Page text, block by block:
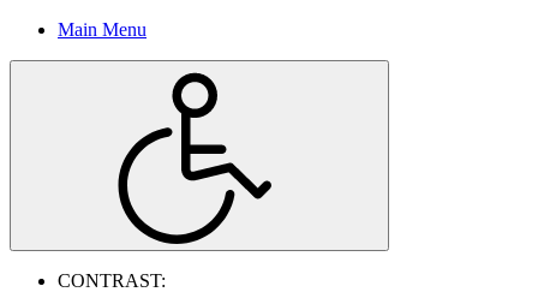
Main Menu
CONTRAST: